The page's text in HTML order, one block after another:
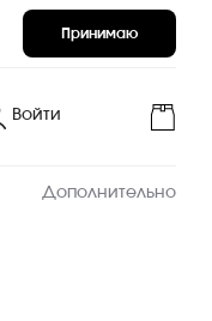
Принимаю
Войти
Дополнительно